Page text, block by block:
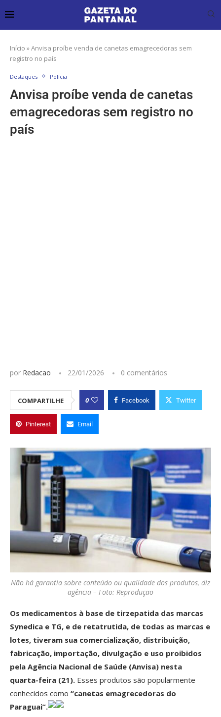
Início »Anvisa proíbe venda de canetas emagrecedoras sem
registro no país
Destaques Polícia
Anvisa proíbe venda de canetas
emagrecedoras sem registro no
país
por Redacao 22/01/2026 0 comentários
COMPARTILHE 0 Facebook Twitter
Pinterest Email
Não há garantia sobre conteúdo ou qualidade dos produtos, diz
agência – Foto: Reprodução
Os medicamentos à base de tirzepatida das marcas
Synedica e TG, e de retatrutida, de todas as marcas e
lotes, tiveram sua comercialização, distribuição,
fabricação, importação, divulgação e uso proibidos
pela Agência Nacional de Saúde (Anvisa) nesta
quarta-feira (21). Esses produtos são popularmente
conhecidos como “canetas emagrecedoras do
Paraguai”.